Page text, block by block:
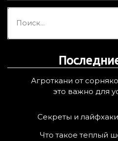
й
Агроткани от
это важно для
Секреты и
Что такое теплый